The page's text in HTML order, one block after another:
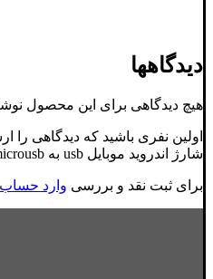
دیدگاهها
هیچ دیدگاهی برای این محصول
اولین نفری باشید که دیدگاهی را
شارژ اندروید موبایل usb به microusb”
برای ثبت نقد و بررسی وارد